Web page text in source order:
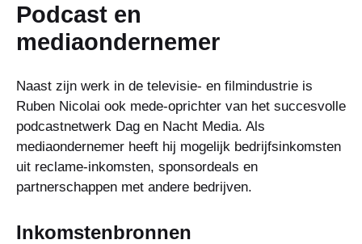
Podcast en
mediaondernemer
Naast zijn werk in de televisie- en filmindustrie is
Ruben Nicolai ook mede-oprichter van het succesvolle
podcastnetwerk Dag en Nacht Media. Als
mediaondernemer heeft hij mogelijk bedrijfsinkomsten
uit reclame-inkomsten, sponsordeals en
partnerschappen met andere bedrijven.
Inkomstenbronnen